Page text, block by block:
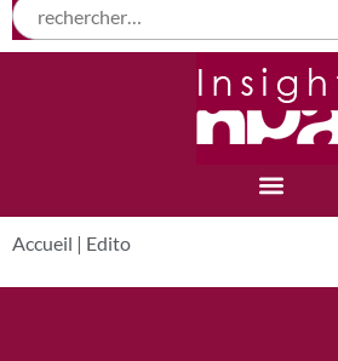
Accueil | Edito